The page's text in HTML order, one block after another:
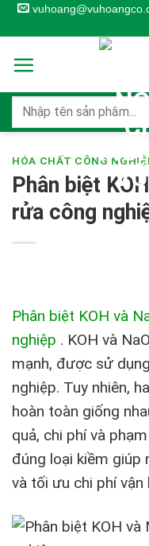
Skip
to
content
HÓA CHẤT CÔNG
Phân biệt
rửa công
Phân biệt KOH và
nghiệp . KOH và
mạnh, được sử
nghiệp. Tuy nhiên,
hoàn toàn giống
quả, chi phí và
đúng loại kiềm giúp
và tối ưu chi phí vận